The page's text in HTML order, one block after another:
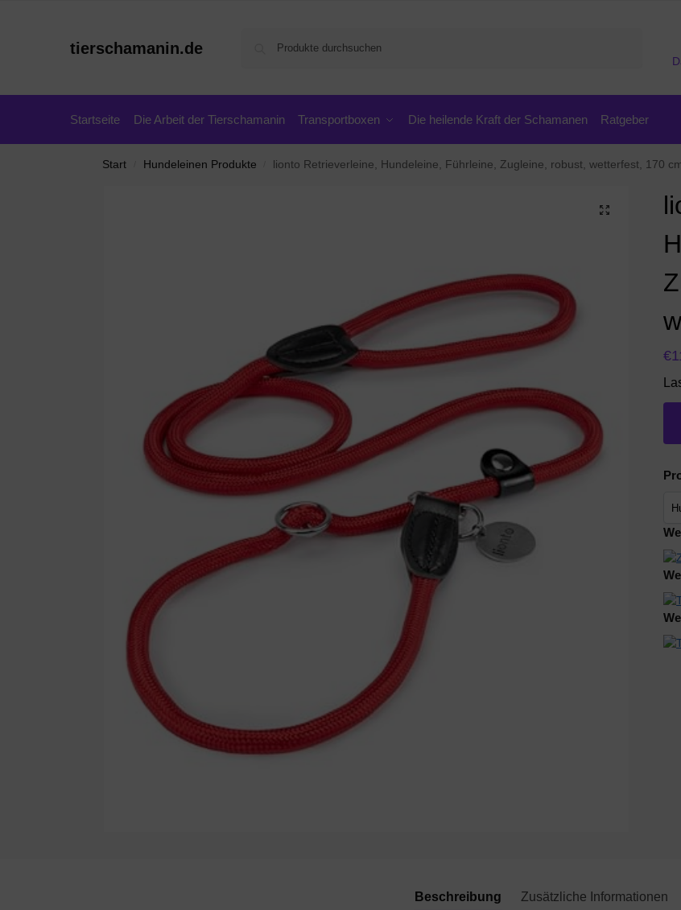
tierschamanin.de
Startseite Die Arbeit der Tierschamanin Transportboxen Die heilende Kraft der Schamanen Ratgeber
Start Hundeleinen Produkte lionto Retrieverleine, Hundeleine, Führleine, Zugleine, robust, wetterfest, 170
€
Beschreibung Zusätzliche Informationen